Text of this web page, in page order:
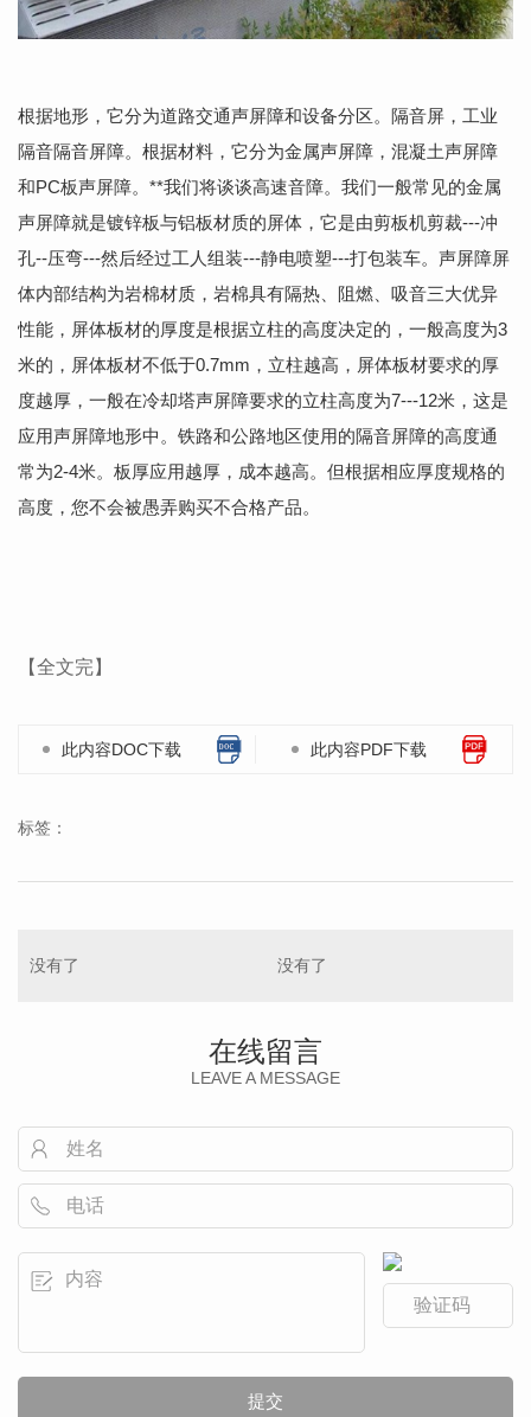
根据地形，它分为道路交通声屏障和设备分区。隔音屏，工业
隔音隔音屏障。根据材料，它分为金属声屏障， 混凝土声屏障
和PC板声屏障。**我们将谈谈高速音障。 我们一般常见的金属
声屏障就是镀锌板与铝板材质的屏体，它是由剪板机剪裁---冲
孔--压弯---然后经过工人组装---静电喷塑---打包装车。声屏障屏
体内部结构为岩棉材质，岩棉具有隔热、阻燃、吸音三大优异
性能，屏体板材的厚度是根据立柱的高度决定的，一般高度为3
米的，屏体板材不低于0.7mm，立柱越高，屏体板材要求的厚
度越厚，一般在冷却塔声屏障要求的立柱高度为7---12米， 这是
应用声屏障地形中。铁路和公路地区使用的隔音屏障的高度通
常为2-4米。板厚应用越厚，成本越高。但根据相应厚度规格的
高度，您不会被愚弄购买不合格产品。
【全文完】
此内容DOC下载 此内容PDF下载
标签：
没有了 没有了
在线留言
LEAVE A MESSAGE